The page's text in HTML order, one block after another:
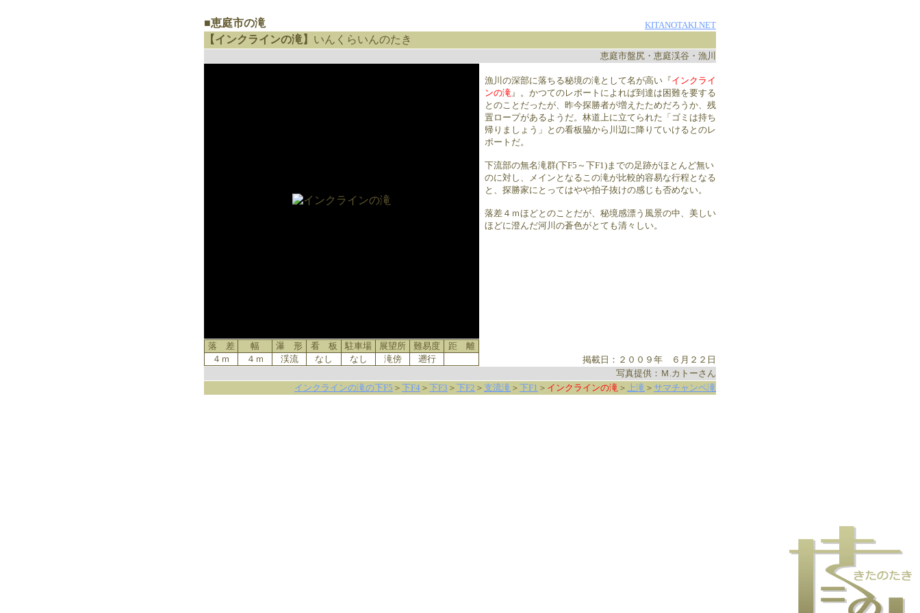
■恵庭市の滝 KITANOTAKI.NET
【インクラインの滝】 いんくらいんのたき
恵庭市盤尻・恵庭渓谷・漁川
漁川の深部に落ちる秘境の滝として名が高い『インクライ
ンの滝』。かつてのレポートによれば到達は困難を要する
とのことだったが、昨今探勝者が増えたためだろうか、残
置ロープがあるようだ。林道上に立てられた「ゴミは持ち
帰りましょう」との看板脇から川辺に降りていけるとのレ
ポートだ。
下流部の無名滝群(下F5～下F1)までの足跡がほとんど無い
のに対し、メインとなるこの滝が比較的容易な行程となる
と、探勝家にとってはやや拍子抜けの感じも否めない。
落差４ｍほどとのことだが、秘境感漂う風景の中、美しい
ほどに澄んだ河川の蒼色がとても清々しい。
落 差 幅 瀑 形 看 板 駐車場 展望所 難易度
距 離
４ｍ
４ｍ 渓流 なし なし 滝傍 遡行
掲載日：２００９年 ６月２２日
写真提供：Ｍ.カトーさん
インクラインの滝の下F5 ＞ 下F4 ＞ 下F3 ＞ 下F2 ＞ 支流滝 ＞ 下F1 ＞ インクラインの滝 ＞ 上滝 ＞ サマチャンペ滝